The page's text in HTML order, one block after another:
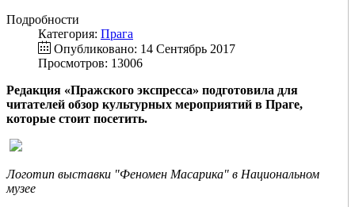
Подробности
Категория: Прага
Опубликовано: 14 Сентябрь 2017
Просмотров: 13006
Редакция «Пражского экспресса» подготовила для
читателей обзор культурных мероприятий в Праге,
которые стоит посетить.
Логотип выставки "Феномен Масарика" в Национальном
музее